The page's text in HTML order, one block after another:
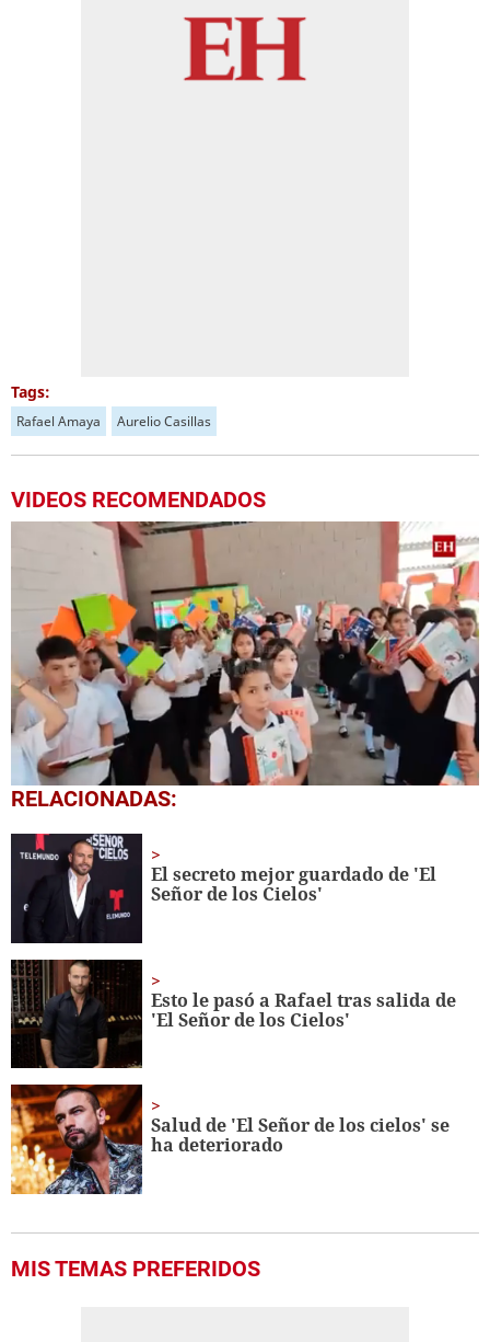
Tags:
Rafael Amaya Aurelio Casillas
VIDEOS RECOMENDADOS
0
seconds
minute,
seconds
RELACIONADAS:
El secreto mejor guardado de 'El
Señor de los Cielos'
Esto le pasó a Rafael tras salida de
'El Señor de los Cielos'
Salud de 'El Señor de los cielos' se
ha deteriorado
MIS TEMAS PREFERIDOS